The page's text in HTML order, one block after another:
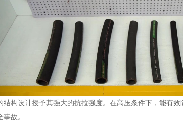
构设计授予其强大的抗拉强度。在高压条件下，能有
故。